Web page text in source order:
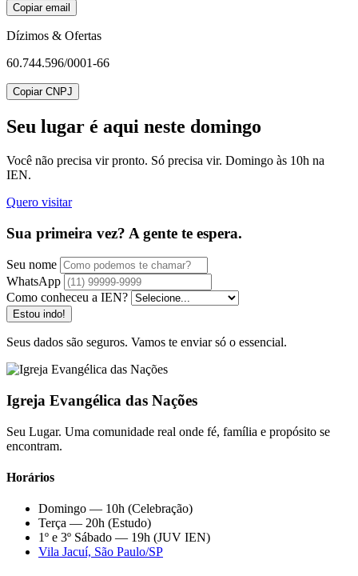
Copiar email
Dízimos & Ofertas
60.744.596/0001-66
Copiar CNPJ
Seu lugar é aqui neste domingo
Você não precisa vir pronto. Só precisa vir. Domingo às 10h na
IEN.
Quero visitar
Sua primeira vez? A gente te espera.
Seu nome
WhatsApp
Como conheceu a IEN?
Estou indo!
Seus dados são seguros. Vamos te enviar só o essencial.
Igreja Evangélica das Nações
Seu Lugar. Uma comunidade real onde fé, família e propósito se
encontram.
Horários
Domingo — 10h (Celebração)
Terça — 20h (Estudo)
1º e 3º Sábado — 19h (JUV IEN)
Vila Jacuí, São Paulo/SP